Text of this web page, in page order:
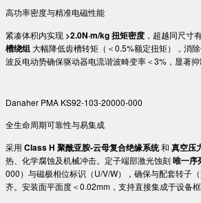
高功率密度与精准电磁性能
紧凑体积内实现 ​ ​>2.0N·m/kg 扭矩密度​ ，超越同尺寸
槽绕组​ 大幅降低齿槽转矩（＜0.5%额定扭矩），消
波反电动势确保驱动器电流谐波畸变率＜3%，显著抑
Danaher PMA KS92-103-20000-000
全生命周期可靠性与易集成
采用 ​ ​Class H 聚酰亚胺-云母复合绝缘系统​​ 和 ​ 真空压
热、化学腐蚀及机械冲击。定子端部激光蚀刻 ​唯一序
000）与磁极相位标识（U/V/W），确保与配套转子（
齐。安装面平面度＜0.02mm，支持直接集成于设备框